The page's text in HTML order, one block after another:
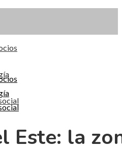
Este: la